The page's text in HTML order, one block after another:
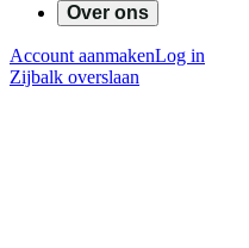
Over ons
Account aanmakenLog in
Zijbalk overslaan